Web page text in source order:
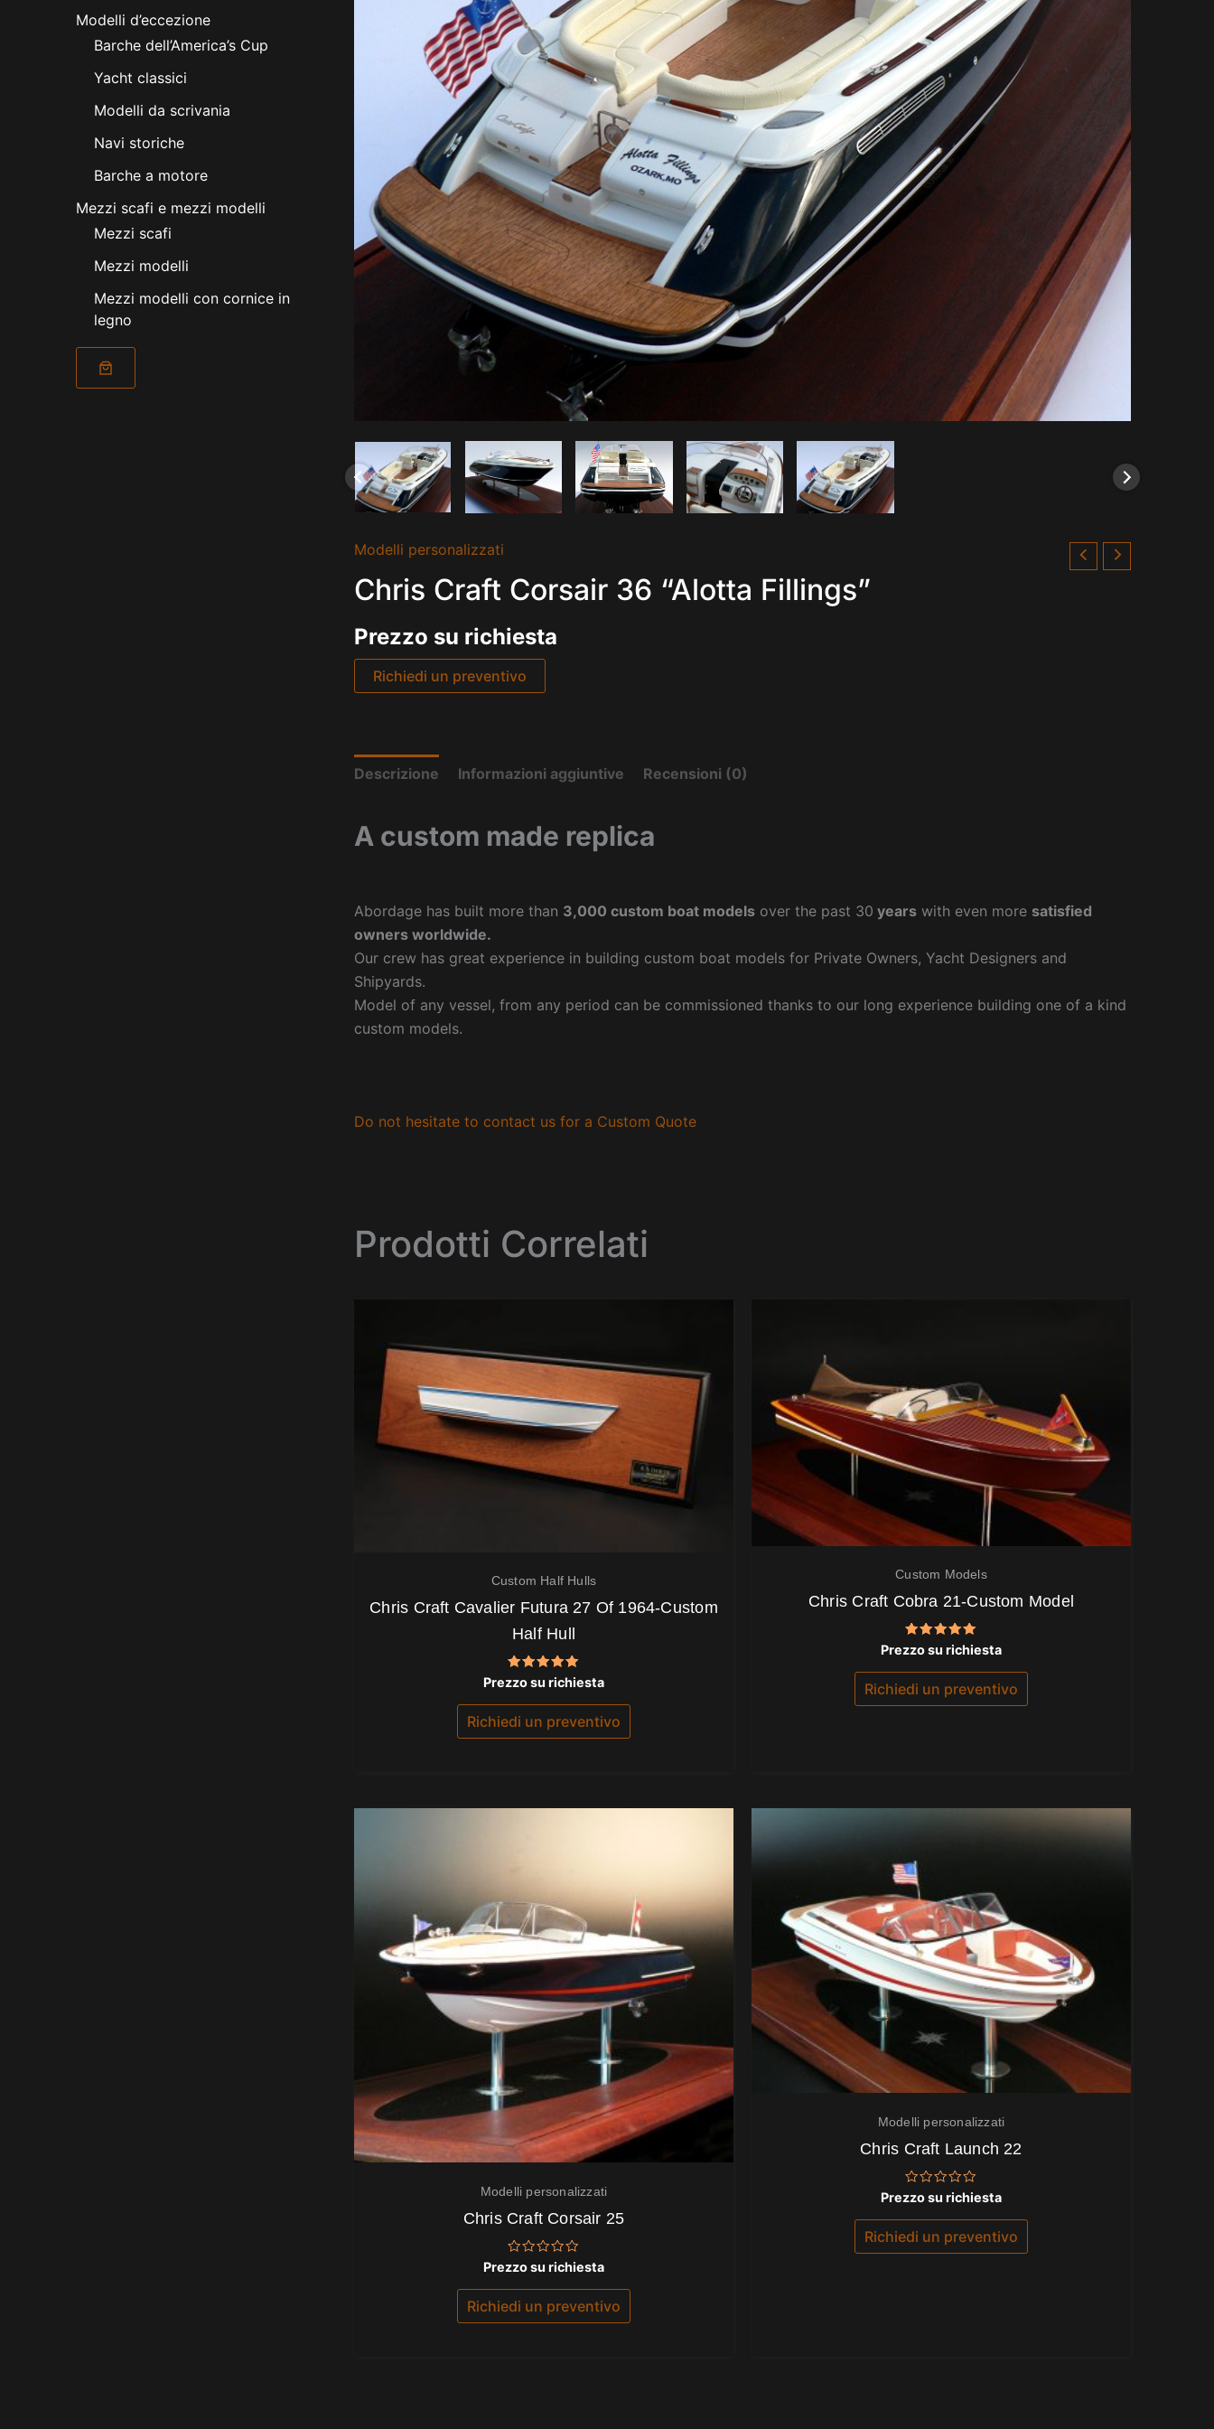
Modelli d’eccezione
Barche dell’America’s Cup
Yacht classici
Modelli da scrivania
Navi storiche
Barche a motore
Mezzi scafi e mezzi modelli
Mezzi scafi
Mezzi modelli
Mezzi modelli con cornice in
legno
Modelli personalizzati
Chris Craft Corsair 36 “Alotta Fillings”
Prezzo su richiesta
Richiedi un preventivo
Descrizione Informazioni aggiuntive Recensioni (0)
A custom made replica
Abordage has built more than 3,000 custom boat models over the past 30 years with even more satisfied
owners worldwide.
Our crew has great experience in building custom boat models for Private Owners, Yacht Designers and
Shipyards.
Model of any vessel, from any period can be commissioned thanks to our long experience building one of a kind
custom models.
Do not hesitate to contact us for a Custom Quote
Prodotti Correlati
Custom Half Hulls
Chris Craft Cavalier Futura 27 Of 1964-Custom
Half Hull
Valutato
su 5
Prezzo su richiesta
Richiedi un preventivo
Custom Models
Chris Craft Cobra 21-Custom Model
Valutato
su 5
Prezzo su richiesta
Richiedi un preventivo
Modelli personalizzati
Chris Craft Corsair 25
Valutato
0
su
5
Prezzo su richiesta
Richiedi un preventivo
Modelli personalizzati
Chris Craft Launch 22
Valutato
0
su
5
Prezzo su richiesta
Richiedi un preventivo